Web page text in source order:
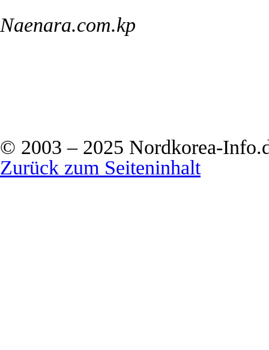
Naenara.com.kp
© 2003 – 2025 Nordkorea-
Zurück zum Seiteninhalt